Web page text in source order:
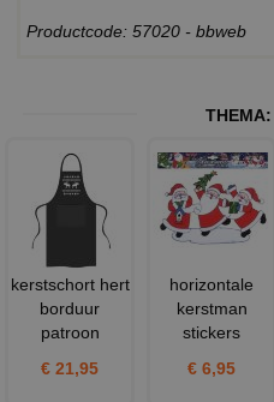
Productcode: 57020 - bbweb
THEMA:
kerstschort hert
borduur
patroon
€ 21,95
horizontale
kerstman
stickers
€ 6,95